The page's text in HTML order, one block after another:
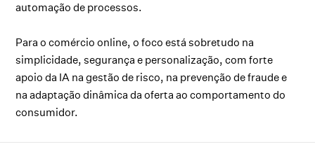
automação de processos.
Para o comércio online, o foco está sobretudo na
simplicidade, segurança e personalização, com forte
apoio da IA na gestão de risco, na prevenção de fraude e
na adaptação dinâmica da oferta ao comportamento do
consumidor.